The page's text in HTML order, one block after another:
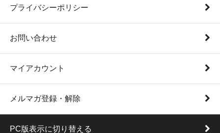
プライバシーポリシー
お問い合わせ
マイアカウント
メルマガ登録・解除
PC版表示に切り替える